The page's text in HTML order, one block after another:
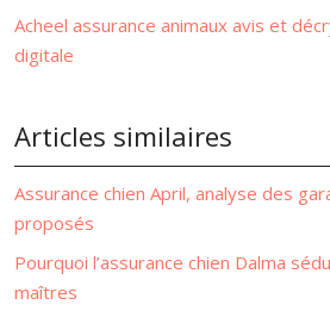
Acheel assurance animaux avis et
digitale
Articles similaires
Assurance chien April, analyse des
proposés
Pourquoi l’assurance chien Dalma
maîtres